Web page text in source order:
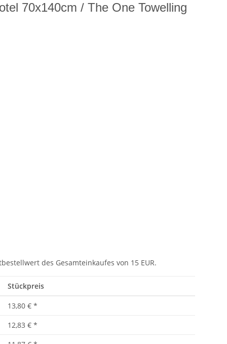
70x140cm / The One Towelling
des Gesamteinkaufes von 15 EUR.
Stückpreis
13,80 € *
12,83 € *